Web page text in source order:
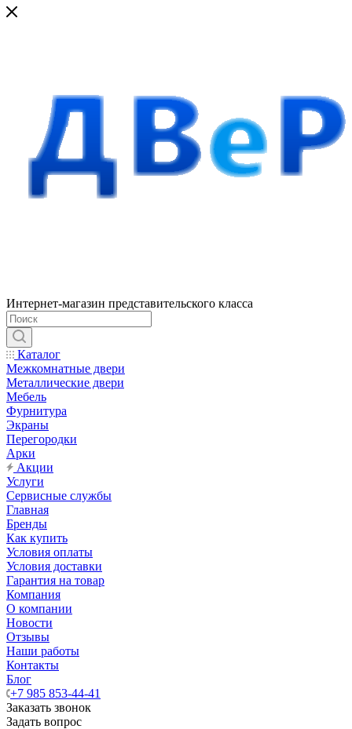
Интернет-магазин представительского класса
Каталог
Межкомнатные двери
Металлические двери
Мебель
Фурнитура
Экраны
Перегородки
Арки
Акции
Услуги
Сервисные службы
Главная
Бренды
Как купить
Условия оплаты
Условия доставки
Гарантия на товар
Компания
О компании
Новости
Отзывы
Наши работы
Контакты
Блог
+7 985 853-44-41
Заказать звонок
Задать вопрос